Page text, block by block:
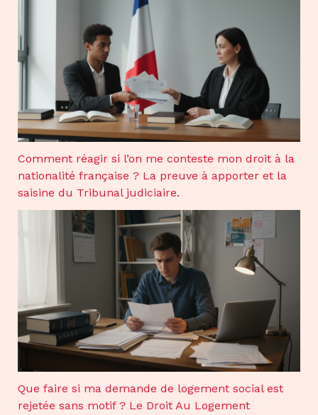
Comment réagir si l’on me conteste mon droit à la
nationalité française ? La preuve à apporter et la
saisine du Tribunal judiciaire.
Que faire si ma demande de logement social est
rejetée sans motif ? Le Droit Au Logement